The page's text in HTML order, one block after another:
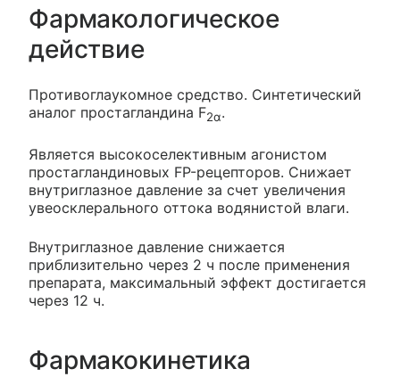
Фармакологическое
действие
Противоглаукомное средство. Синтетический
аналог простагландина F2α.
Является высокоселективным агонистом
простагландиновых FP-рецепторов. Снижает
внутриглазное давление за счет увеличения
увеосклерального оттока водянистой влаги.
Внутриглазное давление снижается
приблизительно через 2 ч после применения
препарата, максимальный эффект достигается
через 12 ч.
Фармакокинетика